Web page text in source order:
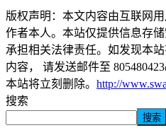
版权声明：本文内容由互联网
作者本人。本站仅提供信息存
承担相关法律责任。如发现本
内容， 请发送邮件至
本站将立刻删除。 http://
搜索
搜索